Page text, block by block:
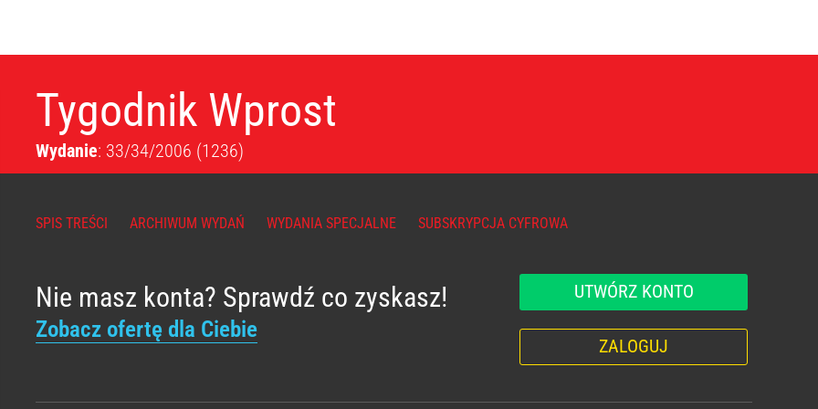
Tygodnik Wprost
Wydanie: 33/34/2006 (1236)
SPIS TREŚCI ARCHIWUM WYDAŃ WYDANIA SPECJALNE SUBSKRYPCJA CYFROWA
Nie masz konta? Sprawdź co zyskasz!
Zobacz ofertę dla Ciebie
UTWÓRZ KONTO
ZALOGUJ